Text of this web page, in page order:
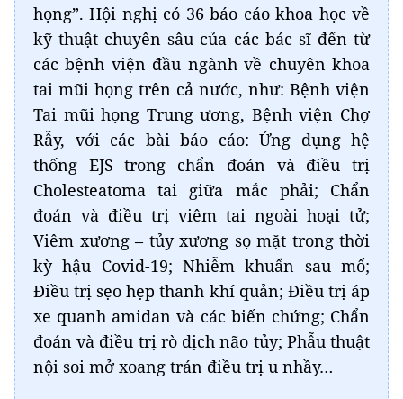
họng”. Hội nghị có 36 báo cáo khoa học về
kỹ thuật chuyên sâu của các bác sĩ đến từ
các bệnh viện đầu ngành về chuyên khoa
tai mũi họng trên cả nước, như: Bệnh viện
Tai mũi họng Trung ương, Bệnh viện Chợ
Rẫy, với các bài báo cáo: Ứng dụng hệ
thống EJS trong chẩn đoán và điều trị
Cholesteatoma tai giữa mắc phải; Chẩn
đoán và điều trị viêm tai ngoài hoại tử;
Viêm xương – tủy xương sọ mặt trong thời
kỳ hậu Covid-19; Nhiễm khuẩn sau mổ;
Điều trị sẹo hẹp thanh khí quản; Điều trị áp
xe quanh amidan và các biến chứng; Chẩn
đoán và điều trị rò dịch não tủy; Phẫu thuật
nội soi mở xoang trán điều trị u nhầy…